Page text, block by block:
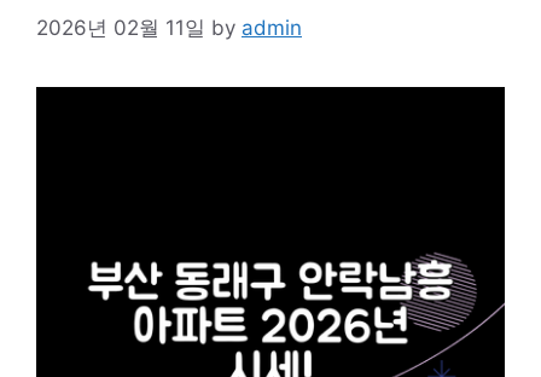
2026년 02월 11일 by admin